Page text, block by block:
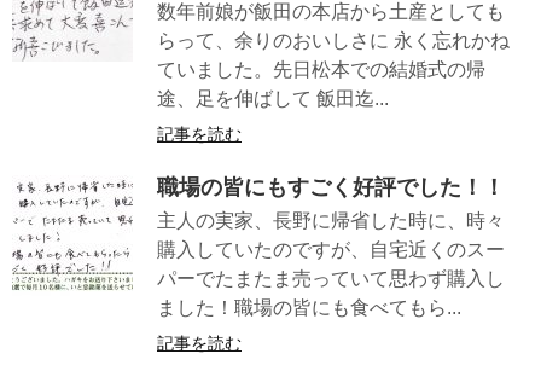
数年前娘が飯田の本店から土産としても
らって、余りのおいしさに 永く忘れかね
ていました。先日松本での結婚式の帰
途、足を伸ばして 飯田迄...
記事を読む
職場の皆にもすごく好評でした！！
主人の実家、長野に帰省した時に、時々
購入していたのですが、自宅近くのスー
パーでたまたま売っていて思わず購入し
ました！職場の皆にも食べてもら...
記事を読む